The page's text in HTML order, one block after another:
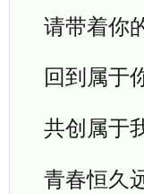
请带着你
回到属于
共创属于
青春恒久